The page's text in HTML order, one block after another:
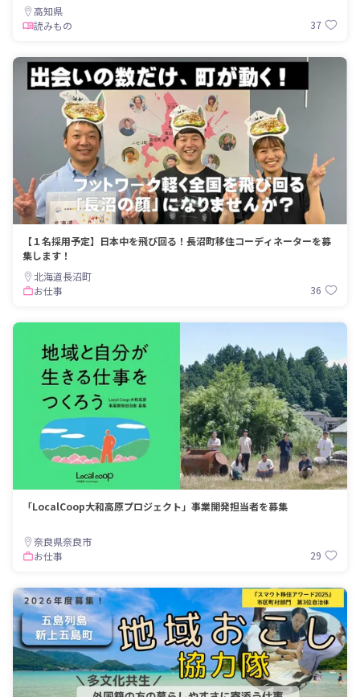
高知県
読みもの
37
【１名採用予定】日本中を飛び回る！長沼町移住コーディネーターを募
集します！
北海道長沼町
お仕事
36
「LocalCoop大和高原プロジェクト」事業開発担当者を募集
奈良県奈良市
お仕事
29